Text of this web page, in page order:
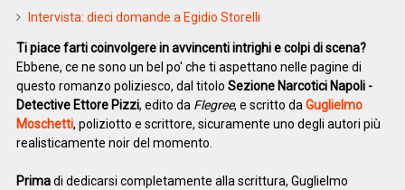
Intervista: dieci domande a Egidio Storelli
Ti piace farti coinvolgere in avvincenti intrighi e colpi di scena?
Ebbene, ce ne sono un bel po' che ti aspettano nelle pagine di
questo romanzo poliziesco, dal titolo Sezione Narcotici Napoli -
Detective Ettore Pizzi, edito da Flegree, e scritto da Guglielmo
Moschetti, poliziotto e scrittore, sicuramente uno degli autori più
realisticamente noir del momento.
Primadi dedicarsi completamente alla scrittura, Guglielmo